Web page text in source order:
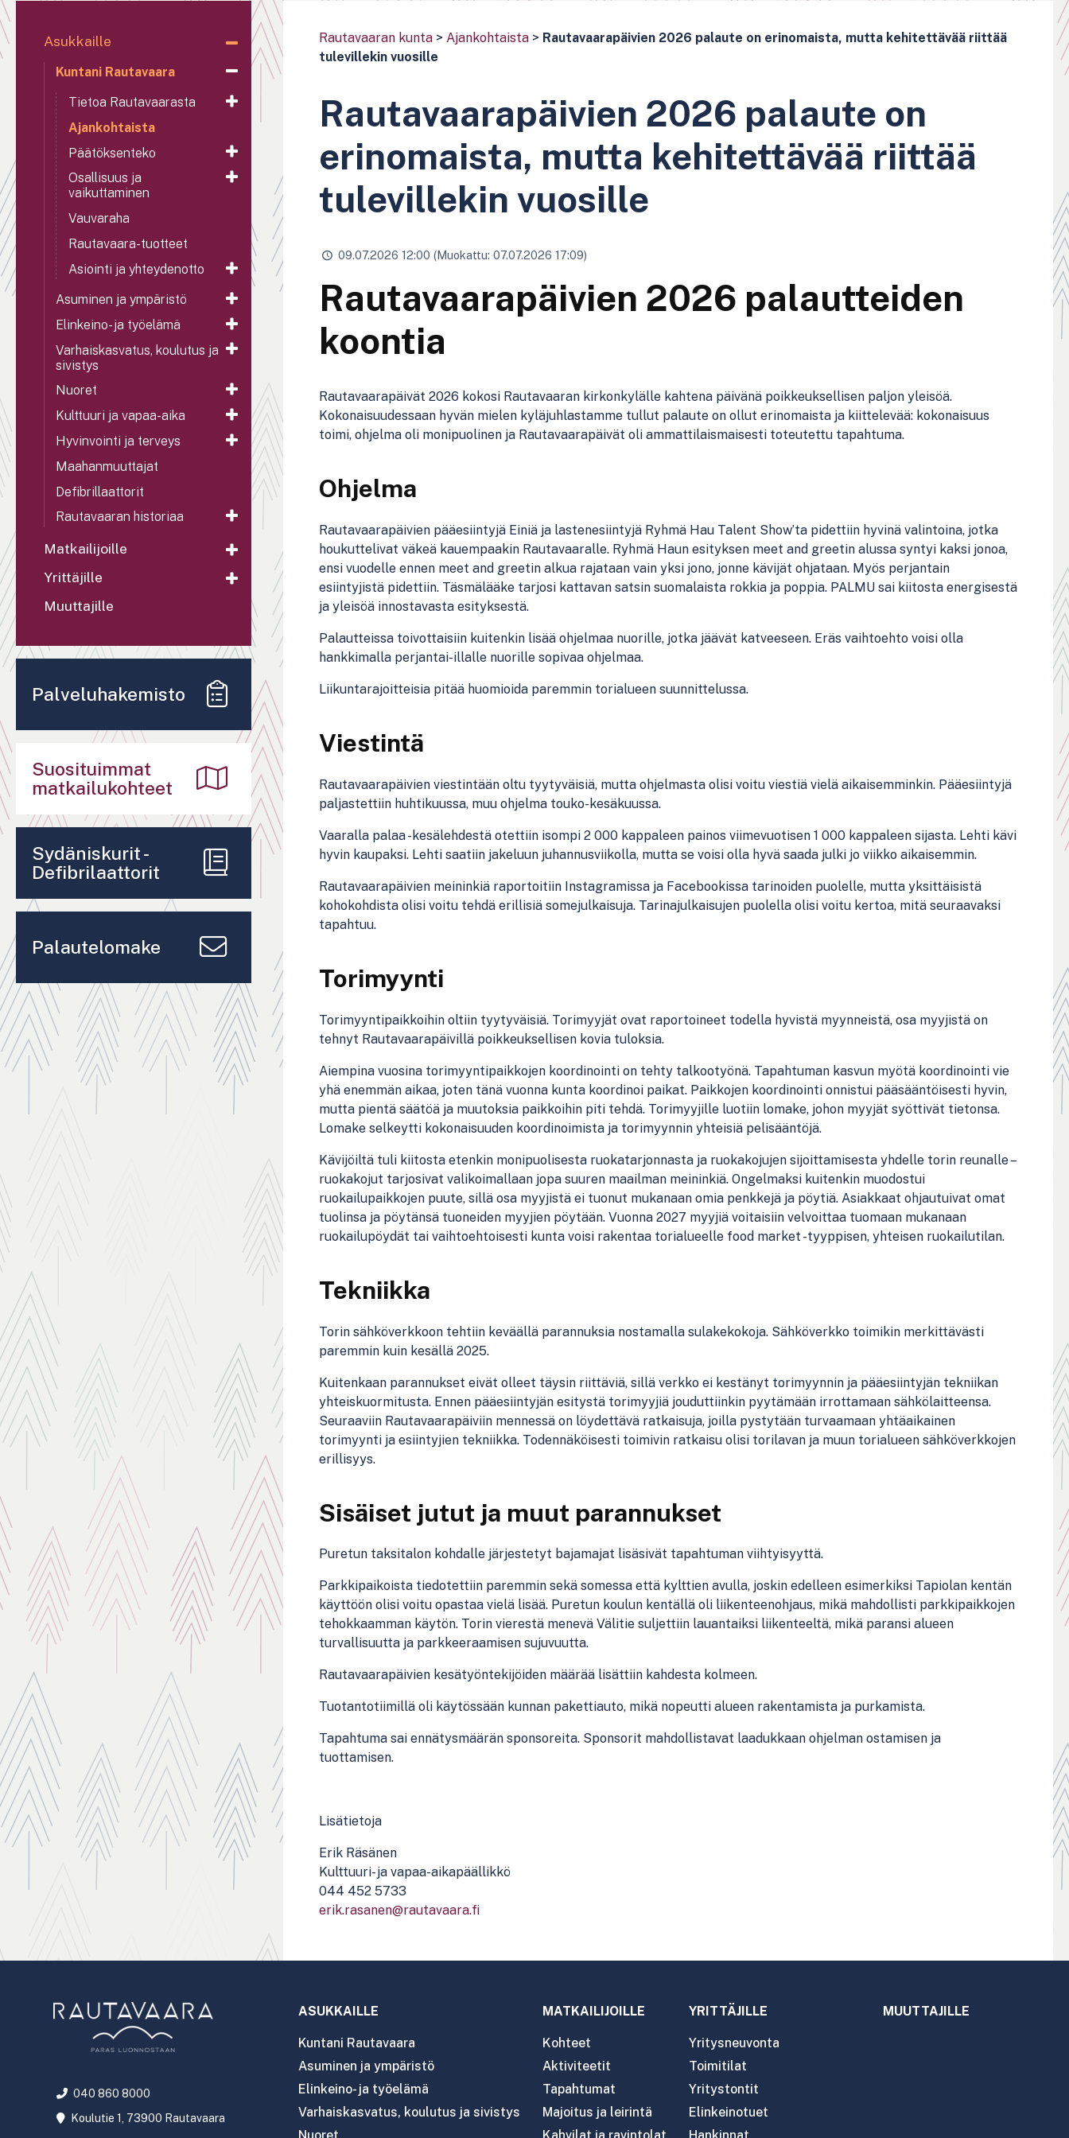
Rautavaaran kunta > Ajankohtaista > Rautavaarapäivien 2026 palaute on erinomaista, mutta kehitettävää riittää
tulevillekin vuosille
Rautavaarapäivien 2026 palaute on
erinomaista, mutta kehitettävää riittää
tulevillekin vuosille
09.07.2026 12:00 (Muokattu: 07.07.2026 17:09)
Rautavaarapäivien 2026 palautteiden
koontia
Rautavaarapäivät 2026 kokosi Rautavaaran kirkonkylälle kahtena päivänä poikkeuksellisen paljon yleisöä.
Kokonaisuudessaan hyvän mielen kyläjuhlastamme tullut palaute on ollut erinomaista ja kiittelevää: kokonaisuus
toimi, ohjelma oli monipuolinen ja Rautavaarapäivät oli ammattilaismaisesti toteutettu tapahtuma.
Ohjelma
Rautavaarapäivien pääesiintyjä Einiä ja lastenesiintyjä Ryhmä Hau Talent Show’ta pidettiin hyvinä valintoina, jotka
houkuttelivat väkeä kauempaakin Rautavaaralle. Ryhmä Haun esityksen meet and greetin alussa syntyi kaksi jonoa,
ensi vuodelle ennen meet and greetin alkua rajataan vain yksi jono, jonne kävijät ohjataan. Myös perjantain
esiintyjistä pidettiin. Täsmälääke tarjosi kattavan satsin suomalaista rokkia ja poppia. PALMU sai kiitosta energisestä
ja yleisöä innostavasta esityksestä.
Palautteissa toivottaisiin kuitenkin lisää ohjelmaa nuorille, jotka jäävät katveeseen. Eräs vaihtoehto voisi olla
hankkimalla perjantai-illalle nuorille sopivaa ohjelmaa.
Liikuntarajoitteisia pitää huomioida paremmin torialueen suunnittelussa.
Viestintä
Rautavaarapäivien viestintään oltu tyytyväisiä, mutta ohjelmasta olisi voitu viestiä vielä aikaisemminkin. Pääesiintyjä
paljastettiin huhtikuussa, muu ohjelma touko-kesäkuussa.
Vaaralla palaa -kesälehdestä otettiin isompi 2 000 kappaleen painos viimevuotisen 1 000 kappaleen sijasta. Lehti kävi
hyvin kaupaksi. Lehti saatiin jakeluun juhannusviikolla, mutta se voisi olla hyvä saada julki jo viikko aikaisemmin.
Rautavaarapäivien meininkiä raportoitiin Instagramissa ja Facebookissa tarinoiden puolelle, mutta yksittäisistä
kohokohdista olisi voitu tehdä erillisiä somejulkaisuja. Tarinajulkaisujen puolella olisi voitu kertoa, mitä seuraavaksi
tapahtuu.
Torimyynti
Torimyyntipaikkoihin oltiin tyytyväisiä. Torimyyjät ovat raportoineet todella hyvistä myynneistä, osa myyjistä on
tehnyt Rautavaarapäivillä poikkeuksellisen kovia tuloksia.
Aiempina vuosina torimyyntipaikkojen koordinointi on tehty talkootyönä. Tapahtuman kasvun myötä koordinointi vie
yhä enemmän aikaa, joten tänä vuonna kunta koordinoi paikat. Paikkojen koordinointi onnistui pääsääntöisesti hyvin,
mutta pientä säätöä ja muutoksia paikkoihin piti tehdä. Torimyyjille luotiin lomake, johon myyjät syöttivät tietonsa.
Lomake selkeytti kokonaisuuden koordinoimista ja torimyynnin yhteisiä pelisääntöjä.
Kävijöiltä tuli kiitosta etenkin monipuolisesta ruokatarjonnasta ja ruokakojujen sijoittamisesta yhdelle torin reunalle –
ruokakojut tarjosivat valikoimallaan jopa suuren maailman meininkiä. Ongelmaksi kuitenkin muodostui
ruokailupaikkojen puute, sillä osa myyjistä ei tuonut mukanaan omia penkkejä ja pöytiä. Asiakkaat ohjautuivat omat
tuolinsa ja pöytänsä tuoneiden myyjien pöytään. Vuonna 2027 myyjiä voitaisiin velvoittaa tuomaan mukanaan
ruokailupöydät tai vaihtoehtoisesti kunta voisi rakentaa torialueelle food market -tyyppisen, yhteisen ruokailutilan.
Tekniikka
Torin sähköverkkoon tehtiin keväällä parannuksia nostamalla sulakekokoja. Sähköverkko toimikin merkittävästi
paremmin kuin kesällä 2025.
Kuitenkaan parannukset eivät olleet täysin riittäviä, sillä verkko ei kestänyt torimyynnin ja pääesiintyjän tekniikan
yhteiskuormitusta. Ennen pääesiintyjän esitystä torimyyjiä jouduttiinkin pyytämään irrottamaan sähkölaitteensa.
Seuraaviin Rautavaarapäiviin mennessä on löydettävä ratkaisuja, joilla pystytään turvaamaan yhtäaikainen
torimyynti ja esiintyjien tekniikka. Todennäköisesti toimivin ratkaisu olisi torilavan ja muun torialueen sähköverkkojen
erillisyys.
Sisäiset jutut ja muut parannukset
Puretun taksitalon kohdalle järjestetyt bajamajat lisäsivät tapahtuman viihtyisyyttä.
Parkkipaikoista tiedotettiin paremmin sekä somessa että kylttien avulla, joskin edelleen esimerkiksi Tapiolan kentän
käyttöön olisi voitu opastaa vielä lisää. Puretun koulun kentällä oli liikenteenohjaus, mikä mahdollisti parkkipaikkojen
tehokkaamman käytön. Torin vierestä menevä Välitie suljettiin lauantaiksi liikenteeltä, mikä paransi alueen
turvallisuutta ja parkkeeraamisen sujuvuutta.
Rautavaarapäivien kesätyöntekijöiden määrää lisättiin kahdesta kolmeen.
Tuotantotiimillä oli käytössään kunnan pakettiauto, mikä nopeutti alueen rakentamista ja purkamista.
Tapahtuma sai ennätysmäärän sponsoreita. Sponsorit mahdollistavat laadukkaan ohjelman ostamisen ja
tuottamisen.
Lisätietoja
Erik Räsänen
Kulttuuri- ja vapaa-aikapäällikkö
044 452 5733
erik.rasanen@rautavaara.fi
Asukkaille
Kuntani Rautavaara
Tietoa Rautavaarasta
Ajankohtaista
Päätöksenteko
Osallisuus ja
vaikuttaminen
Vauvaraha
Rautavaara-tuotteet
Asiointi ja yhteydenotto
Asuminen ja ympäristö
Elinkeino- ja työelämä
Varhaiskasvatus, koulutus ja
sivistys
Nuoret
Kulttuuri ja vapaa-aika
Hyvinvointi ja terveys
Maahanmuuttajat
Defibrillaattorit
Rautavaaran historiaa
Matkailijoille
Yrittäjille
Muuttajille
Palveluhakemisto
Suosituimmat
matkailukohteet
Sydäniskurit -
Defibrilaattorit
Palautelomake
040 860 8000
Koulutie 1, 73900 Rautavaara
ASUKKAILLE
Kuntani Rautavaara
Asuminen ja ympäristö
Elinkeino- ja työelämä
Varhaiskasvatus, koulutus ja sivistys
MATKAILIJOILLE
Kohteet
Aktiviteetit
Tapahtumat
Majoitus ja leirintä
YRITTÄJILLE
Yritysneuvonta
Toimitilat
Yritystontit
Elinkeinotuet
MUUTTAJILLE